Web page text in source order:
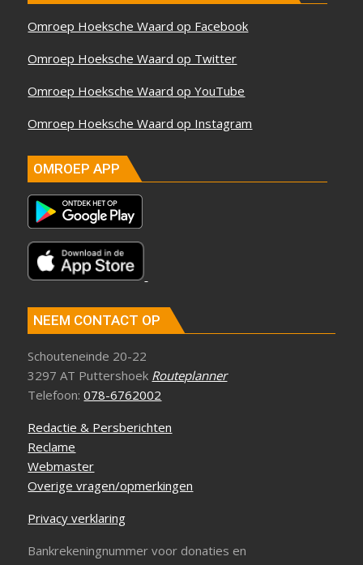
Omroep Hoeksche Waard op Facebook
Omroep Hoeksche Waard op Twitter
Omroep Hoeksche Waard op YouTube
Omroep Hoeksche Waard op Instagram
OMROEP APP
NEEM CONTACT OP
Schouteneinde 20-22
3297 AT Puttershoek Routeplanner
Telefoon:078-6762002
Redactie & Persberichten
Reclame
Webmaster
Overige vragen/opmerkingen
Privacy verklaring
Bankrekeningnummer voor donaties en